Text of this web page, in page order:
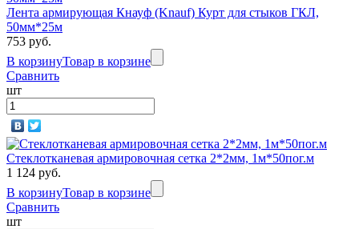
Лента армирующая Кнауф (Knauf) Курт для стыков ГКЛ,
50мм*25м
753 руб.
В корзинуТовар в корзине
Сравнить
шт
Стеклотканевая армировочная сетка 2*2мм, 1м*50пог.м
1 124 руб.
В корзинуТовар в корзине
Сравнить
шт